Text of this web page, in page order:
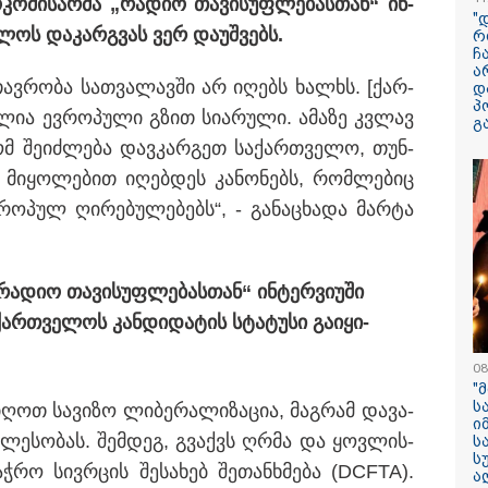
13:59 / 06-08-2026
ნიკა მელიას
სასამართლოს
1 წლით და 6
თავისუფლების
მიესაჯა
„რა­დიო თა­ვი­სუფ­ლე­ბას­თან“ ინ­
და­კარ­გვას ვერ და­უშ­ვებს.
სათ­ვა­ლავ­ში არ იღებს ხალ­ხს. [ქარ­
ევ­რო­პუ­ლი გზით სი­ა­რუ­ლი. ამა­ზე კვლავ
შე­იძ­ლე­ბა დავ­კარ­გეთ სა­ქარ­თვე­ლო, თუნ­
იღებ­დეს კა­ნო­ნებს, რომ­ლე­ბიც
ღი­რე­ბუ­ლე­ბებს“, - გა­ნა­ცხა­და მარ­ტა
თა­ვი­სუფ­ლე­ბას­თან“ ინ­ტერ­ვი­უ­ში
კან­დი­და­ტის სტა­ტუ­სი გა­ი­ყი­
სა­ვი­ზო ლი­ბე­რა­ლი­ზა­ცია, მაგ­რამ და­ვა­
შემ­დეგ, გვაქვს ღრმა და ყოვ­ლის­
სივ­რცის შე­სა­ხებ შე­თან­ხმე­ბა (DCFTA).